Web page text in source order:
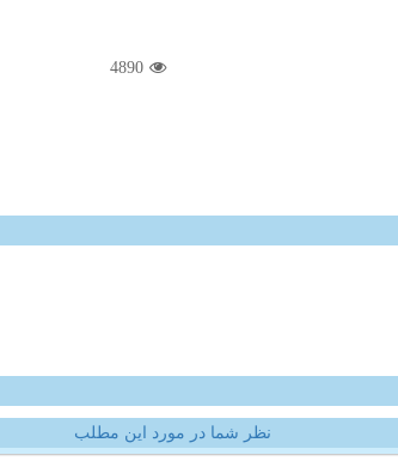
4890
نظر شما در مورد این مطلب